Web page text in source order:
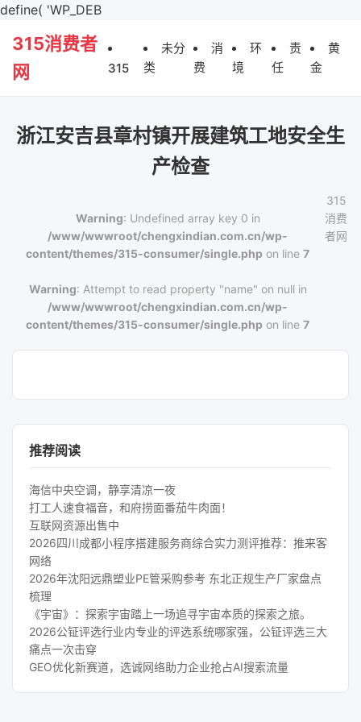
define( 'WP_DEB
315消费者
网
315
未分
类
消
费
环
境
责
任
黄
金
浙江安吉县章村镇开展建筑工地安全生
产检查
Warning: Undefined array key 0 in
/www/wwwroot/chengxindian.com.cn/wp-
content/themes/315-consumer/single.php on line7
Warning: Attempt to read property "name" on null in
/www/wwwroot/chengxindian.com.cn/wp-
content/themes/315-consumer/single.php on line7
315
消费
者网
推荐阅读
海信中央空调，静享清凉一夜
打工人速食福音，和府捞面番茄牛肉面！
互联网资源出售中
2026四川成都小程序搭建服务商综合实力测评推荐：推来客
网络
2026年沈阳远鼎塑业PE管采购参考 东北正规生产厂家盘点
梳理
《宇宙》：探索宇宙踏上一场追寻宇宙本质的探索之旅。
2026公钲评选行业内专业的评选系统哪家强，公钲评选三大
痛点一次击穿
GEO优化新赛道，选诚网络助力企业抢占AI搜索流量